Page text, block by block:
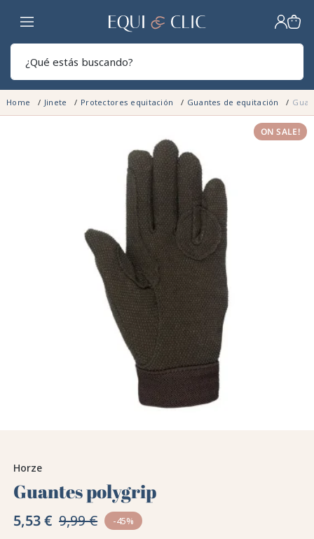
Hogar
Home Jinete Protectores equitación Guantes de equitación
ON SALE!
Horze
Guantes polygrip
5,53 € 9,99 € -45%